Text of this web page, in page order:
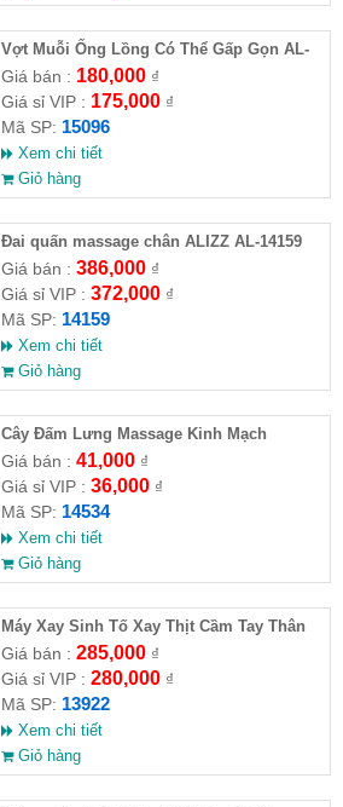
Vợt Muỗi Ống Lồng Có Thể Gấp Gọn AL-
15096
Giá bán : 180,000₫
Giá sỉ VIP : 175,000₫
Mã SP: 15096
Xem chi tiết
Giỏ hàng
Đai quấn massage chân ALIZZ AL-14159
Giá bán : 386,000₫
Giá sỉ VIP : 372,000₫
Mã SP: 14159
Xem chi tiết
Giỏ hàng
Cây Đấm Lưng Massage Kinh Mạch
Giá bán : 41,000₫
Giá sỉ VIP : 36,000₫
Mã SP: 14534
Xem chi tiết
Giỏ hàng
Máy Xay Sinh Tố Xay Thịt Cầm Tay Thân
Inox 1000W ALIZZ AL-9001C
Giá bán : 285,000₫
Giá sỉ VIP : 280,000₫
Mã SP: 13922
Xem chi tiết
Giỏ hàng